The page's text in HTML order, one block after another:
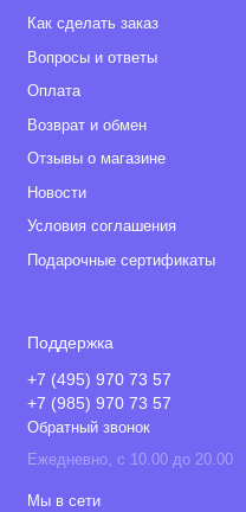
Как сделать заказ
Вопросы и ответы
Оплата
Возврат и обмен
Отзывы о магазине
Новости
Условия соглашения
Подарочные сертификаты
Поддержка
+7 (495) 970 73 57
+7 (985) 970 73 57
Обратный звонок
Ежедневно, с 10.00 до 20.00
Мы в сети